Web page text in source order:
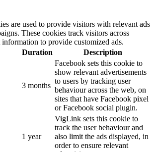
are used to provide visitors with relevant ads
These cookies track visitors across
to provide customized ads.
Duration Description
3 months
Facebook sets this cookie to
show relevant advertisements
to users by tracking user
behaviour across the web, on
sites that have Facebook pixel
or Facebook social plugin.
1 year
VigLink sets this cookie to
track the user behaviour and
also limit the ads displayed, in
order to ensure relevant